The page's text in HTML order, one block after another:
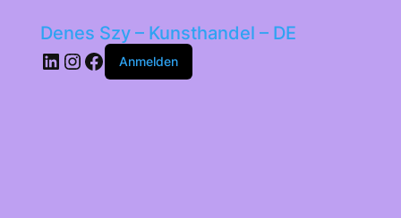
Denes Szy – Kunsthandel – DE
LinkedIn
Instagram
Facebook
Anmelden